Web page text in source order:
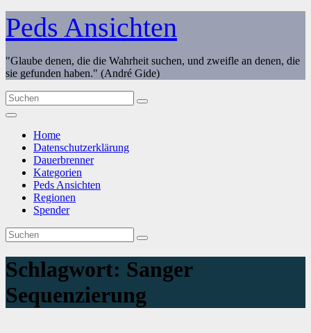
Zum
Inhalt
springen
Peds Ansichten
"Glaube denen, die die Wahrheit suchen, und zweifle an denen, die
sie gefunden haben." (André Gide)
Home
Datenschutzerklärung
Dauerbrenner
Kategorien
Peds Ansichten
Regionen
Spender
Schlagwort: Sanger
Sequenzierung